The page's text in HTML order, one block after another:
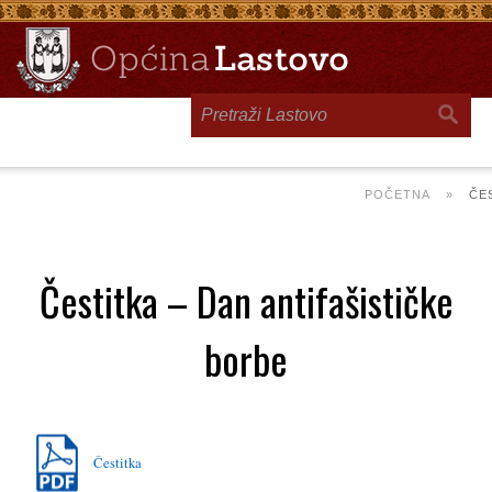
POČETNA »
Čestitka – Dan antifašističke
borbe
Čestitka